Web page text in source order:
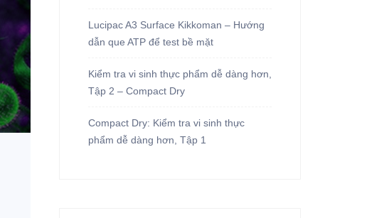
Lucipac A3 Surface Kikkoman – Hướng
dẫn que ATP để test bề mặt
Kiểm tra vi sinh thực phẩm dễ dàng hơn,
Tập 2 – Compact Dry
Compact Dry: Kiểm tra vi sinh thực
phẩm dễ dàng hơn, Tập 1